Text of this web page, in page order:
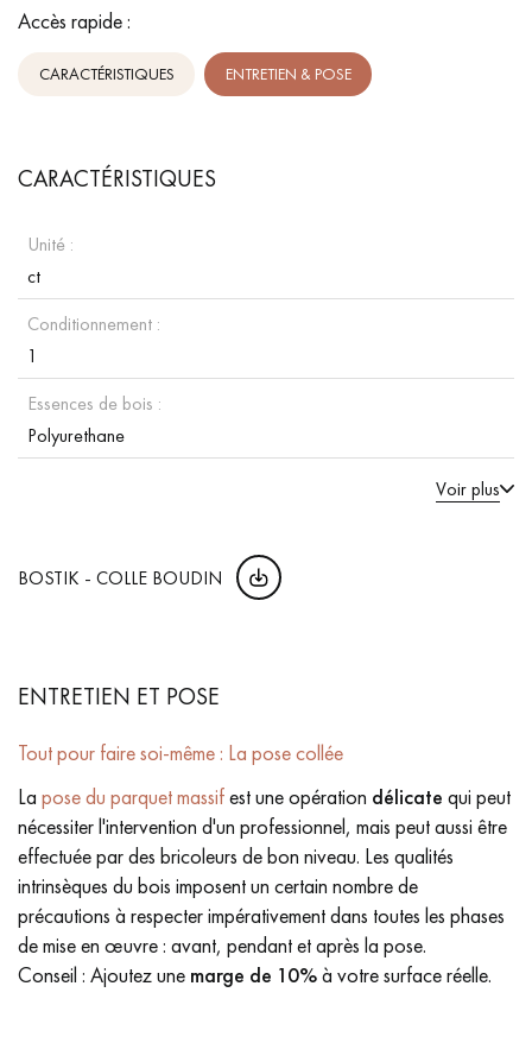
Accès rapide :
CARACTÉRISTIQUES ENTRETIEN & POSE
CARACTÉRISTIQUES
Unité :
ct
Conditionnement :
1
Essences de bois :
Polyurethane
Voir plus
BOSTIK - COLLE BOUDIN
ENTRETIEN ET POSE
Tout pour faire soi-même : La pose collée
La pose du parquet massifest une opération délicate qui peut
nécessiter l'intervention d'un professionnel, mais peut aussi être
effectuée par des bricoleurs de bon niveau. Les qualités
intrinsèques du bois imposent un certain nombre de
précautions à respecter impérativement dans toutes les phases
de mise en œuvre : avant, pendant et après la pose.
Conseil : Ajoutez une marge de 10%à votre surface réelle.